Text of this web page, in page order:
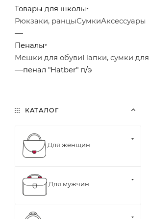
Товары для школы
Рюкзаки, ранцыСумкиАксессуары
—
Пеналы
Мешки для обувиПапки, сумки
—пенал "Hatber" п/э
КАТАЛОГ
Для женщин
Для мужчин